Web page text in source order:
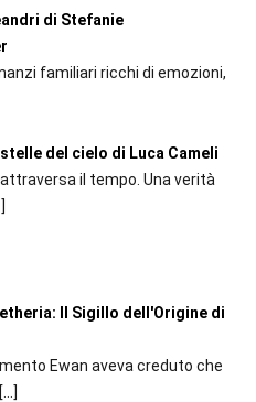
di Stefanie
familiari ricchi di emozioni,
del cielo di Luca Cameli
il tempo. Una verità
Il Sigillo dell'Origine di
Ewan aveva creduto che
[…]